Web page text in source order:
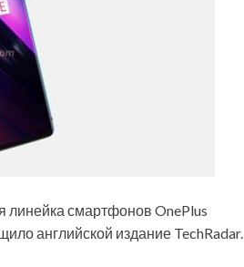
линейка смартфонов OnePlus
английской издание TechRadar.